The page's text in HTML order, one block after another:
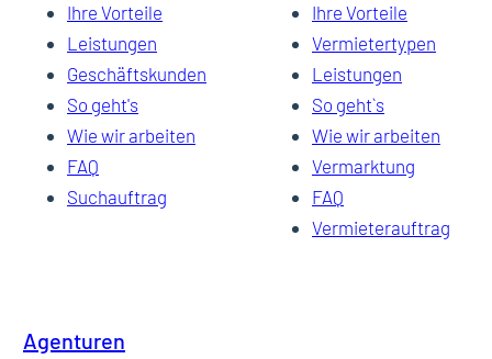
Ihre Vorteile
Leistungen
Geschäftskunden
So geht's
Wie wir arbeiten
FAQ
Suchauftrag
Ihre Vorteile
Vermietertypen
Leistungen
So geht`s
Wie wir arbeiten
Vermarktung
FAQ
Vermieterauftrag
Agenturen